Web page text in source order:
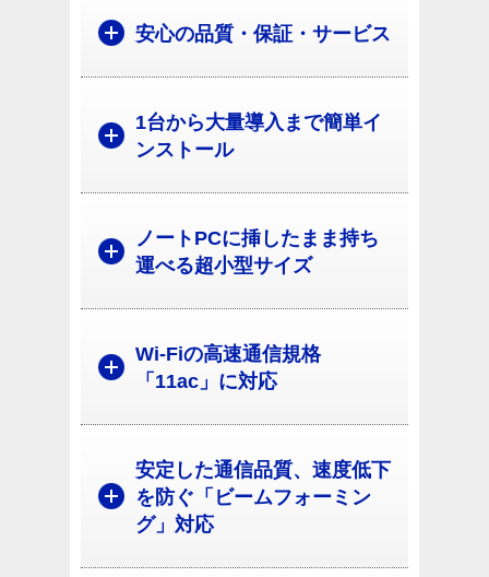
安心の品質・保証・サービス
1台から大量導入まで簡単イ
ンストール
ノートPCに挿したまま持ち
運べる超小型サイズ
Wi-Fiの高速通信規格
「11ac」に対応
安定した通信品質、速度低下
を防ぐ「ビームフォーミン
グ」対応